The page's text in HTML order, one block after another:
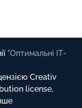
"Оптимальні ІТ-
Creativ
license,